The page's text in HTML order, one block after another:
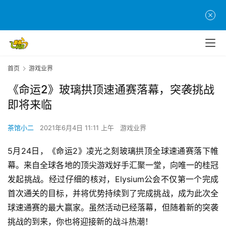
首页 游戏业界
《命运2》玻璃拱顶速通赛落幕，突袭挑战
即将来临
茶馆小二 2021年6月4日 11:11 上午 游戏业界
5月24日，《命运2》凌光之刻玻璃拱顶全球速通赛落下帷
幕。来自全球各地的顶尖游戏好手汇聚一堂，向唯一的桂冠
发起挑战。经过仔细的核对，Elysium公会不仅第一个完成
首次通关的目标，并将优势持续到了完成挑战，成为此次全
球速通赛的最大赢家。虽然活动已经落幕，但随着新的突袭
挑战的到来，你也将迎接新的战斗热潮！